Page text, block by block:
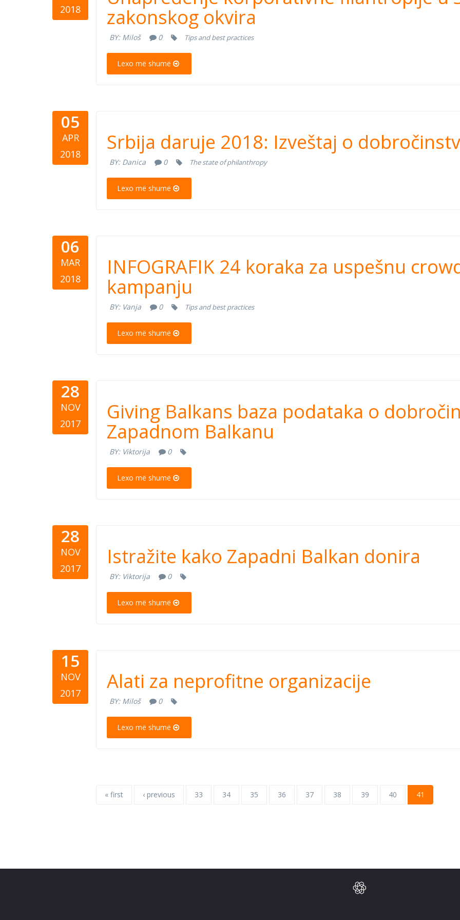
2018
Srbiji: Poboljšanje zakonskog
zakonskog okvira
BY: Miloš 0 Tips and best practices
Lexo më shumë
05
APR
2018
Srbija daruje 2018: Izveštaj o
glavni nalazi
Srbija daruje 2018: Izveštaj o
BY: Danica 0 The state of philanthropy
Lexo më shumë
06
MAR
2018
24 koraka za uspešnu
kampanju
INFOGRAFIK 24 koraka za uspešnu
kampanju
BY: Vanja 0 Tips and best practices
Lexo më shumë
28
NOV
2017
Giving Balkans baza podataka
dobročinstvu na Zapadnom
Giving Balkans baza podataka o
Zapadnom Balkanu
BY: Viktorija 0
Lexo më shumë
28
NOV
2017
Istražite kako Zapadni Balkan
Istražite kako Zapadni Balkan donira
BY: Viktorija 0
Lexo më shumë
15
NOV
2017
Alati za neprofitne organizacije
Alati za neprofitne organizacije
BY: Miloš 0
Lexo më shumë
« first ‹ previous 33 34 35 36 37 38 39 40 41